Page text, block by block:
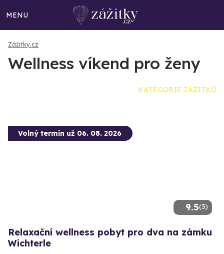
MENU
Zážitky.cz
Wellness víkend pro ženy
KATEGORIE ZÁŽITKŮ
9.5(3)
Volný termín už 06. 08. 2026
Relaxační wellness pobyt pro dva na zámku
Wichterle